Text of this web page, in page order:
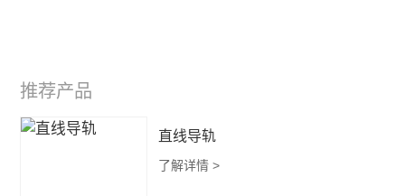
推荐产品
直线导轨
了解详情 >